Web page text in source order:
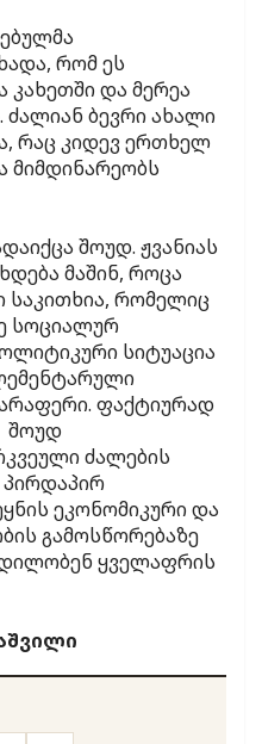
რომ ეს
და მერეა
ბევრი ახალი
რაც კიდევ ერთხელ
მიმდინარეობს
შოუდ. ჟვანიას
მაშინ, როცა
საკითხია, რომელიც
სოციალურ
სიტუაცია
ფაქტიურად
შოუდ
ძალების
პირდაპირ
ეკონომიკური და
გამოსწორებაზე
ყველაფრის